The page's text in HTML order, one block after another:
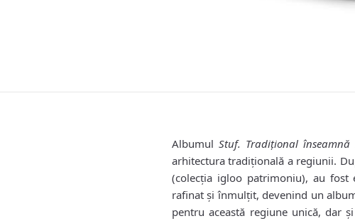
Albumul Stuf. Tradiţional înseamnă
arhitectura tradiţională a regiunii.
(colecţia igloo patrimoniu), au fost
rafinat şi înmulţit, devenind un
pentru această regiune unică, dar